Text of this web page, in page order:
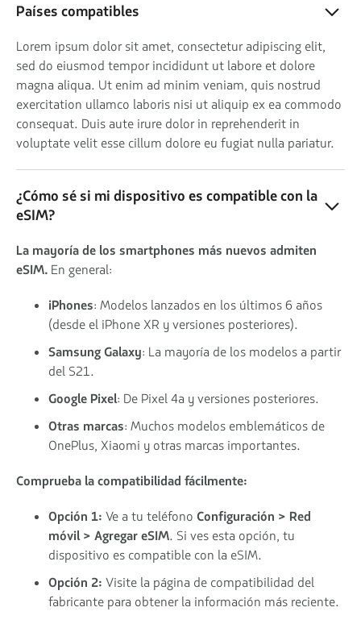
Países compatibles
Lorem ipsum dolor sit amet, consectetur adipiscing elit,
sed do eiusmod tempor incididunt ut labore et dolore
magna aliqua. Ut enim ad minim veniam, quis nostrud
exercitation ullamco laboris nisi ut aliquip ex ea commodo
consequat. Duis aute irure dolor in reprehenderit in
voluptate velit esse cillum dolore eu fugiat nulla pariatur.
¿Cómo sé si mi dispositivo es compatible con la
eSIM?
La mayoría de los smartphones más nuevos admiten
eSIM. En general:
iPhones: Modelos lanzados en los últimos 6 años
(desde el iPhone XR y versiones posteriores).
Samsung Galaxy: La mayoría de los modelos a partir
del S21.
Google Pixel: De Pixel 4a y versiones posteriores.
Otras marcas: Muchos modelos emblemáticos de
OnePlus, Xiaomi y otras marcas importantes.
Comprueba la compatibilidad fácilmente:
Opción 1: Ve a tu teléfono Configuración > Red
móvil > Agregar eSIM. Si ves esta opción, tu
dispositivo es compatible con la eSIM.
Opción 2: Visite la página de compatibilidad del
fabricante para obtener la información más reciente.